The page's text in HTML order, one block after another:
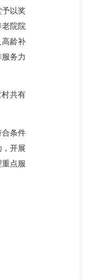
以奖
院院
龄补
务力
村共有
合条件
开展
点服